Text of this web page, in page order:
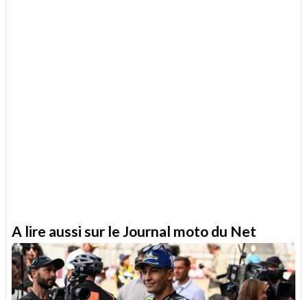
A lire aussi sur le Journal moto du Net